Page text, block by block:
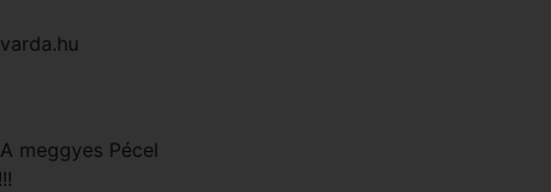
meggyes Pécel